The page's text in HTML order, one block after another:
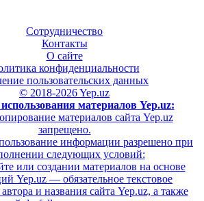
Сотрудничество
Контакты
О сайте
конфиденциальности
пользовательских данных
© 2018-2026 Yep.uz
материалов Yep.uz:
материалов сайта Yep.uz
запрещено.
информации разрешено при
следующих условий:
или создании материалов на основе
Yep.uz — обязательное текстовое
и названия сайта Yep.uz, а также